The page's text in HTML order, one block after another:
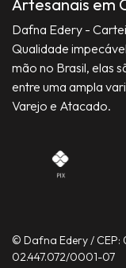
Artesanais em
Dafna Edery -
Qualidade
mão no Brasil, elas
entre uma ampla
Varejo e Atacado.
© Dafna Edery / CEP:
02.447.072/0001-07